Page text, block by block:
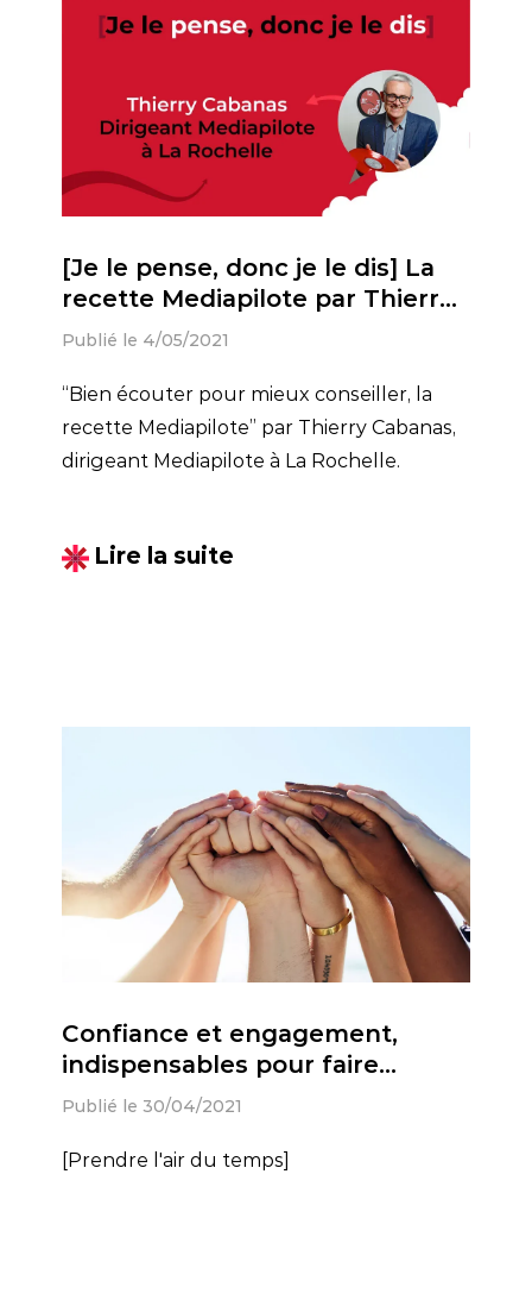
[Je le pense, donc je le dis] La
recette Mediapilote par Thierry
Cabanas, dirigeant Mediapilote
Publié le 4/05/2021
“Bien écouter pour mieux conseiller, la
recette Mediapilote” par Thierry Cabanas,
dirigeant Mediapilote à La Rochelle.
Lire la suite
Confiance et engagement,
indispensables pour faire
perdurer les marques
Publié le 30/04/2021
[Prendre l'air du temps]